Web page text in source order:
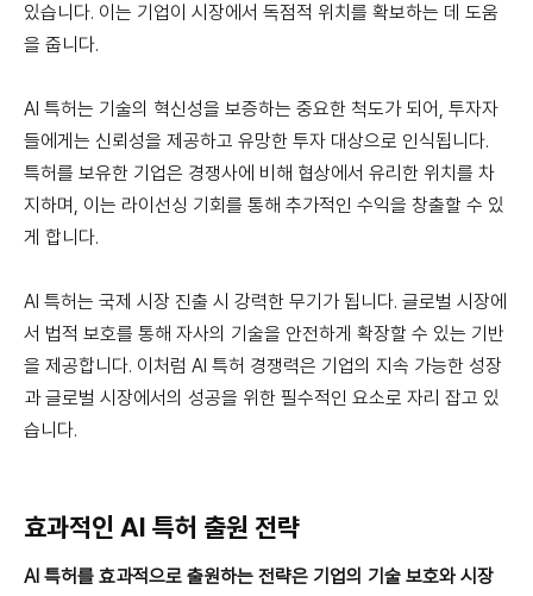
있습니다. 이는 기업이 시장에서 독점적 위치를 확보하는 데 도움
을 줍니다.
AI 특허는 기술의 혁신성을 보증하는 중요한 척도가 되어, 투자자
들에게는 신뢰성을 제공하고 유망한 투자 대상으로 인식됩니다.
특허를 보유한 기업은 경쟁사에 비해 협상에서 유리한 위치를 차
지하며, 이는 라이선싱 기회를 통해 추가적인 수익을 창출할 수 있
게 합니다.
AI 특허는 국제 시장 진출 시 강력한 무기가 됩니다. 글로벌 시장에
서 법적 보호를 통해 자사의 기술을 안전하게 확장할 수 있는 기반
을 제공합니다. 이처럼 AI 특허 경쟁력은 기업의 지속 가능한 성장
과 글로벌 시장에서의 성공을 위한 필수적인 요소로 자리 잡고 있
습니다.
효과적인 AI 특허 출원 전략
AI 특허를 효과적으로 출원하는 전략은 기업의 기술 보호와 시장